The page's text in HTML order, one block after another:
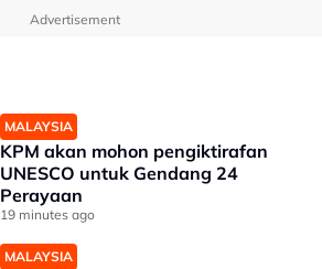
Advertisement
MALAYSIA
KPM akan mohon pengiktirafan
UNESCO untuk Gendang 24
Perayaan
19 minutes ago
MALAYSIA